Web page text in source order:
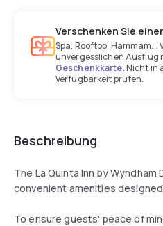
Verschenken Sie
Spa, Rooftop, Hammam...
unvergesslichen Ausflug
Geschenkkarte. Nicht in
Verfügbarkeit prüfen.
Beschreibung
The La Quinta Inn by
convenient amenities
To ensure guests' peace of